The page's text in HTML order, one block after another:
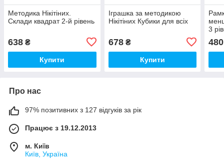
Методика Нікітіних.
Склади квадрат 2-й рівень
638 ₴
Купити
Іграшка за методикою
Нікітіних Кубики для всіх
678₴
Купити
3
480
Про нас
97% позитивних з 127 відгуків за рік
Працює з 19.12.2013
м. Київ
Київ, Україна